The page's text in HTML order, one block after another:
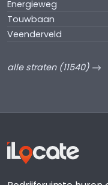
Energieweg
Touwbaan
Veenderveld
alle straten (11540)